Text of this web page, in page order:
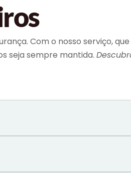
Com o nosso serviço,
seja sempre mantida.